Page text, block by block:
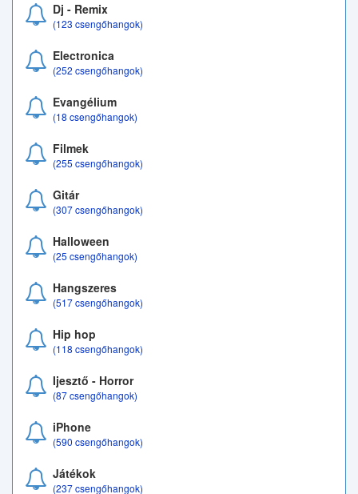
Dj - Remix
(123 csengőhangok)
Electronica
(252 csengőhangok)
Evangélium
(18 csengőhangok)
Filmek
(255 csengőhangok)
Gitár
(307 csengőhangok)
Halloween
(25 csengőhangok)
Hangszeres
(517 csengőhangok)
Hip hop
(118 csengőhangok)
Ijesztő - Horror
(87 csengőhangok)
iPhone
(590 csengőhangok)
Játékok
(237 csengőhangok)